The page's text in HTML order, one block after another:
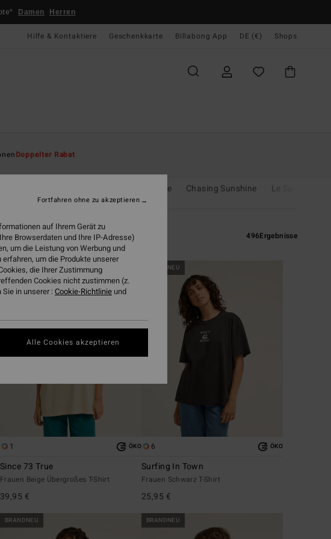
Damen Herren
Hilfe & Kontaktiere Geschenkkarte Billabong App DE (€) Shops
Doppelter Rabat
Only Online Chasing Sunshine Le Surf Le
496Ergebnisse
BRANDNEU
1 ÖKO
Since 73 True
Frauen Beige Übergroßes T-Shirt
39,95 €
BRANDNEU
6 ÖKO
Surfing In Town
Frauen Schwarz T-Shirt
25,95 €
BRANDNEU BRANDNEU
auf Ihrem Gerät zu
Browserdaten und Ihre IP-Adresse)
um die Leistung von Werbung und
um die Produkte unserer
die Ihrer Zustimmung
Cookies nicht zustimmen (z.
in unserer :Cookie-Richtlinie und
Fortfahren ohne zu akzeptieren
Alle Cookies akzeptieren